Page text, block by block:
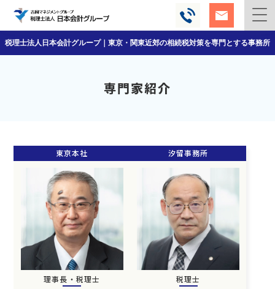
税理士法人日本会計グループ｜東京・関東近郊の相続税対策を専門とする事務所
専門家紹介
東京本社
理事長・税理士
汐留事務所
税理士